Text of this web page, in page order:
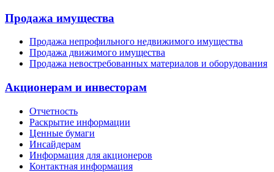
Продажа имущества
Продажа непрофильного недвижимого имущества
Продажа движимого имущества
Продажа невостребованных материалов и оборудования
Акционерам и инвесторам
Отчетность
Раскрытие информации
Ценные бумаги
Инсайдерам
Информация для акционеров
Контактная информация